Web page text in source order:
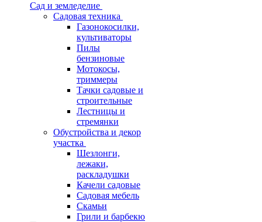
Сад и земледелие
Садовая техника
Газонокосилки,
культиваторы
Пилы
бензиновые
Мотокосы,
триммеры
Тачки садовые и
строительные
Лестницы и
стремянки
Обустройства и декор
участка
Шезлонги,
лежаки,
раскладушки
Качели садовые
Садовая мебель
Скамьи
Грили и барбекю